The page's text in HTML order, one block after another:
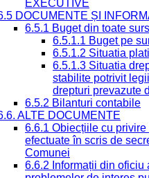
EXECUTIVE
DOCUMENTE ȘI
6.5.1 Buget din toate
6.5.1.1 Buget pe
6.5.1.2 Situatia
6.5.1.3 Situatia
stabilite potrivit
drepturi prevazute
6.5.2 Bilanturi contabile
ALTE DOCUMENTE
6.6.1 Obiecțiile cu
efectuate în scris de
Comunei
6.6.2 Informații din oficiu